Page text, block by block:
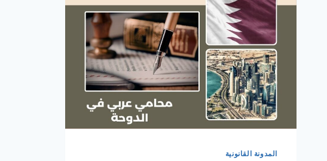
المدونة القانونية